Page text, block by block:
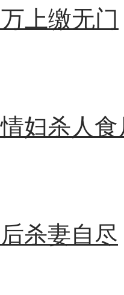
上缴无门
妇杀人食
杀妻自尽